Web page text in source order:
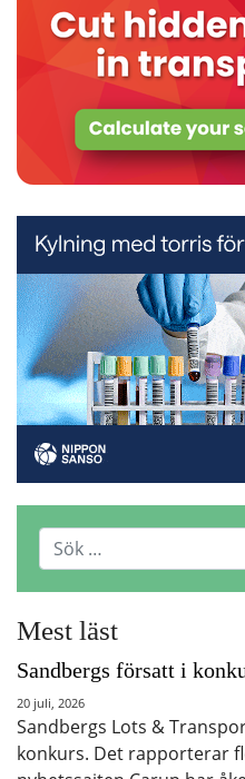
Mest läst
Sandbergs försatt i
20 juli, 2026
Sandbergs Lots &
konkurs. Det rapporterar